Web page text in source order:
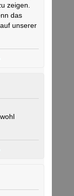
zeigen.
das
unserer